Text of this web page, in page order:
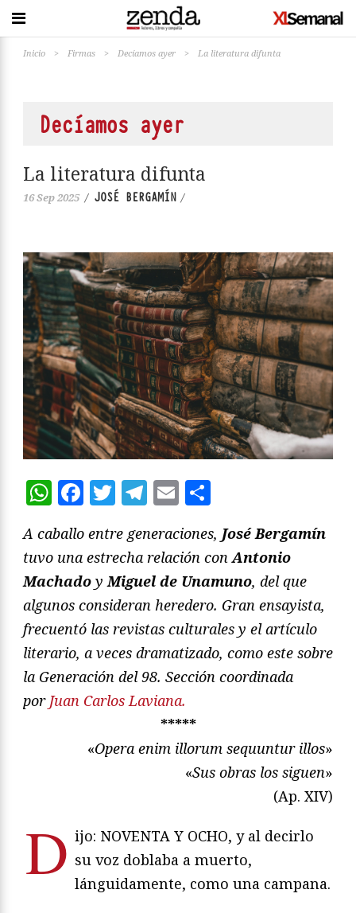
Inicio > Firmas > Decíamos ayer > La literatura difunta
Decíamos ayer
La literatura difunta
16 Sep 2025 / JOSÉ BERGAMÍN /
WhatsApp
Facebook
Twitter
Telegram
Email
A caballo entre generaciones, José Bergamín
tuvo una estrecha relación conAntonio
Machado yMiguel de Unamuno, del que
algunos consideran heredero. Gran ensayista,
frecuentó las revistas culturales y el artículo
literario, a veces dramatizado, como este sobre
la Generación del 98. Sección coordinada
por Juan CarlosLaviana.
*****
«Opera enim illorum sequuntur illos»
«Sus obras los siguen»
(Ap. XIV)
D ijo: NOVENTA Y OCHO, y al decirlo
su voz doblaba a muerto,
lánguidamente, como una campana.